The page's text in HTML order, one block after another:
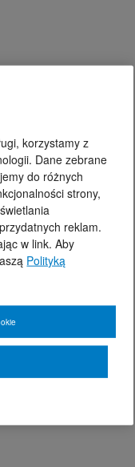
korzystamy z
Dane zebrane
do różnych
strony,
reklam.
w link. Aby
Polityką